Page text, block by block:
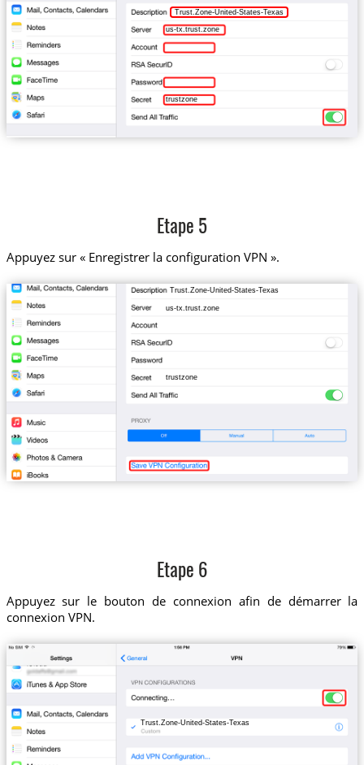
Trust.Zone-United-States-Texas
us-tx.trust.zone
trustzone
Etape 5
Appuyez sur « Enregistrer la configuration VPN ».
Trust.Zone-United-States-Texas
us-tx.trust.zone
trustzone
Etape 6
Appuyez sur le bouton de connexion afin de démarrer la
connexion VPN.
Trust.Zone-United-States-Texas